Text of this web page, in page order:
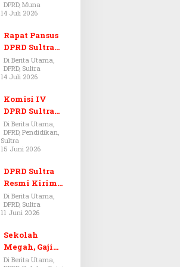
Dugaan Jual
Beli Tanah
Bermasalah di
Muna
DPRD, Muna
14 Juli 2026
Rapat Pansus
DPRD Sultra
Diskors Dua
Kali Akibat
Ketidakhadira
n Pj Sekda
Di Berita Utama,
DPRD, Sultra
14 Juli 2026
Komisi IV
DPRD Sultra
Kawal Hak
Guru,
Rencanakan
Pendidikan
Di Berita Utama,
DPRD, Pendidikan,
Sultra
15 Juni 2026
DPRD Sultra
Resmi Kirim
Aspirasi Tolak
Peraturan
BPOM No. 5
Tahun 2026 ke
Komisi IX DPR
Di Berita Utama,
DPRD, Sultra
11 Juni 2026
Sekolah
Megah, Gaji
Guru Berdarah-
Di Berita Utama,